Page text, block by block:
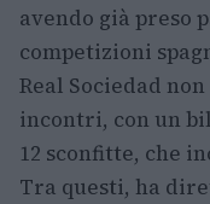
avendo già preso
competizioni
Real Sociedad
incontri, con un
12 sconfitte, che
Tra questi, ha